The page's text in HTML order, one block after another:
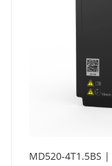
MD520-4T1.5BS